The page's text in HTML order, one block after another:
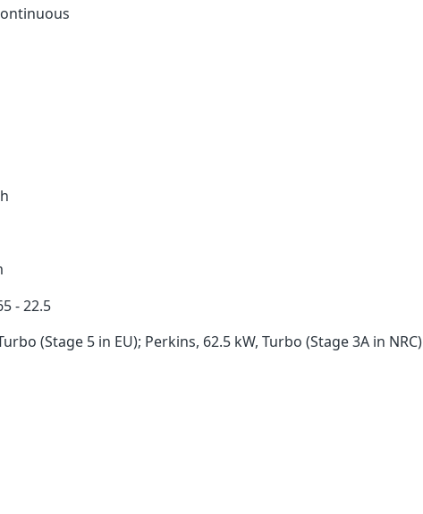
- 22.5
(Stage 5 in EU); Perkins, 62.5 kW, Turbo (Stage 3A in NRC)